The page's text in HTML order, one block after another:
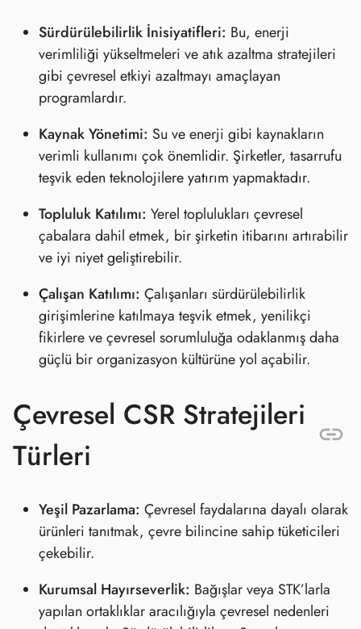
Sürdürülebilirlik İnisiyatifleri: Bu, enerji
verimliliği yükseltmeleri ve atık azaltma stratejileri
gibi çevresel etkiyi azaltmayı amaçlayan
programlardır.
Kaynak Yönetimi: Su ve enerji gibi kaynakların
verimli kullanımı çok önemlidir. Şirketler, tasarrufu
teşvik eden teknolojilere yatırım yapmaktadır.
Topluluk Katılımı: Yerel toplulukları çevresel
çabalara dahil etmek, bir şirketin itibarını artırabilir
ve iyi niyet geliştirebilir.
Çalışan Katılımı: Çalışanları sürdürülebilirlik
girişimlerine katılmaya teşvik etmek, yenilikçi
fikirlere ve çevresel sorumluluğa odaklanmış daha
güçlü bir organizasyon kültürüne yol açabilir.
Çevresel CSR Stratejileri
Türleri
Yeşil Pazarlama: Çevresel faydalarına dayalı olarak
ürünleri tanıtmak, çevre bilincine sahip tüketicileri
çekebilir.
Kurumsal Hayırseverlik: Bağışlar veya STK’larla
yapılan ortaklıklar aracılığıyla çevresel nedenleri